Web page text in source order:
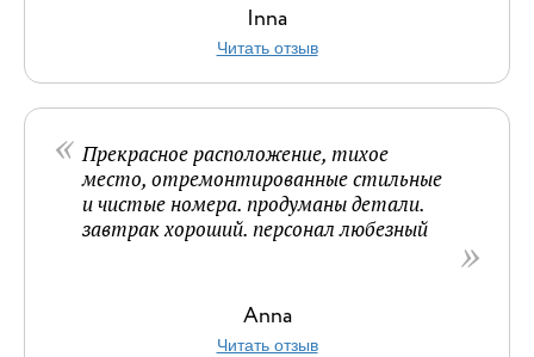
Inna
Читать отзыв
Прекрасное расположение, тихое
место, отремонтированные стильные
и чистые номера. продуманы детали.
завтрак хороший. персонал любезный
Anna
Читать отзыв